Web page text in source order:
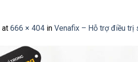
at 666 × 404 in Venafix – Hỗ trợ điều trị